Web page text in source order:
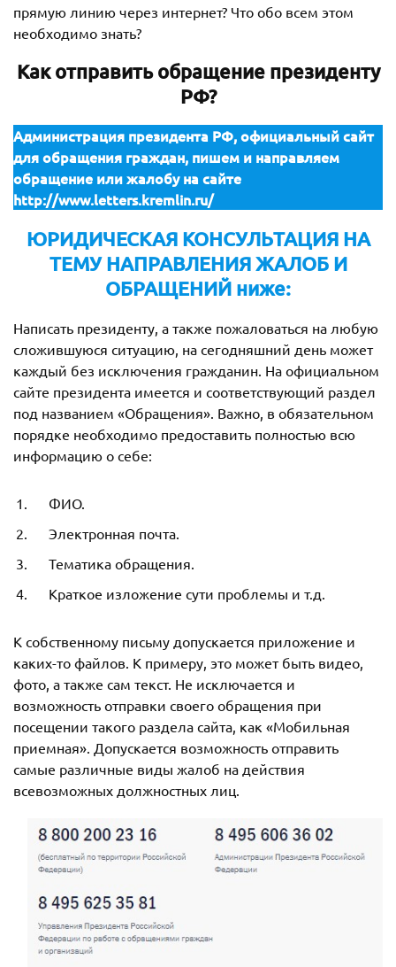
прямую линию через интернет? Что обо всем этом
необходимо знать?
Как отправить обращение президенту
РФ?
Администрация президента РФ, официальный сайт
для обращения граждан, пишем и направляем
обращение или жалобу на сайте
http://www.letters.kremlin.ru/
ЮРИДИЧЕСКАЯ КОНСУЛЬТАЦИЯ НА
ТЕМУ НАПРАВЛЕНИЯ ЖАЛОБ И
ОБРАЩЕНИЙ ниже:
Написать президенту, а также пожаловаться на любую
сложившуюся ситуацию, на сегодняшний день может
каждый без исключения гражданин. На официальном
сайте президента имеется и соответствующий раздел
под названием «Обращения». Важно, в обязательном
порядке необходимо предоставить полностью всю
информацию о себе:
ФИО.
Электронная почта.
Тематика обращения.
Краткое изложение сути проблемы и т.д.
К собственному письму допускается приложение и
каких-то файлов. К примеру, это может быть видео,
фото, а также сам текст. Не исключается и
возможность отправки своего обращения при
посещении такого раздела сайта, как «Мобильная
приемная». Допускается возможность отправить
самые различные виды жалоб на действия
всевозможных должностных лиц.